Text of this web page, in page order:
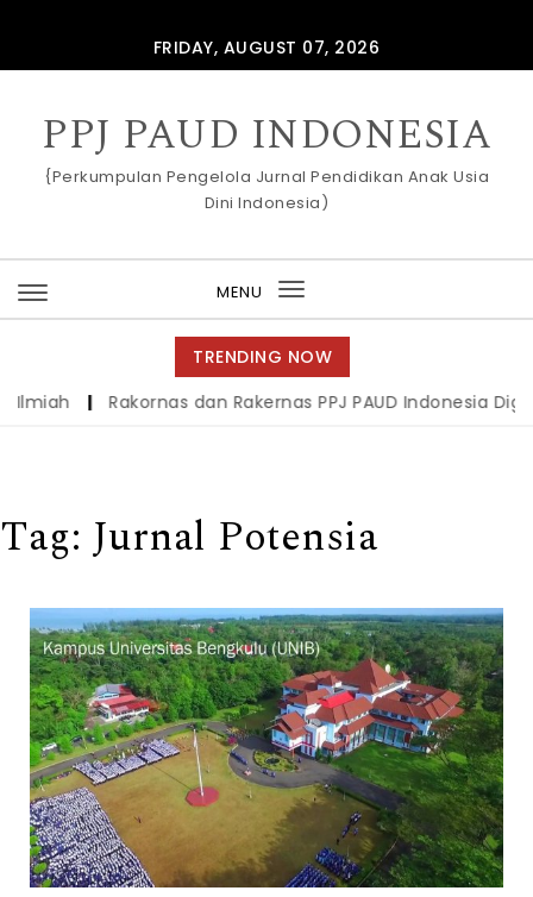
FRIDAY, AUGUST 07, 2026
PPJ PAUD INDONESIA
{Perkumpulan Pengelola Jurnal Pendidikan Anak Usia
Dini Indonesia)
MENU
Toggle
navigation
TRENDING NOW
| Rakornas dan Rakernas PPJ PAUD Indonesia
Tag: Jurnal Potensia